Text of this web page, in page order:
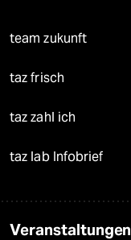
team zukunft
taz frisch
taz zahl ich
taz lab Infobrief
Veranstaltungen